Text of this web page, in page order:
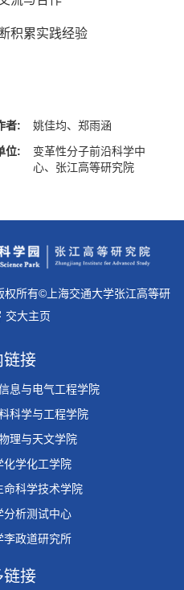
积累实践经验
者:
姚佳均、郑雨涵
位:
变革性分子前沿科学中
心、张江高等研究院
所有©上海交通大学张江高等研
交大主页
链接
息与电气工程学院
科学与工程学院
理与天文学院
化学化工学院
命科学技术学院
分析测试中心
李政道研究所
链接